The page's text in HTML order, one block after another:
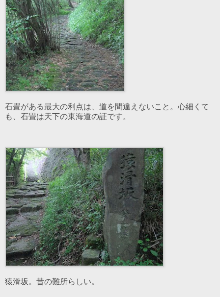
石畳がある最大の利点は、道を間違えないこと。心細くて
も、石畳は天下の東海道の証です。
猿滑坂。昔の難所らしい。